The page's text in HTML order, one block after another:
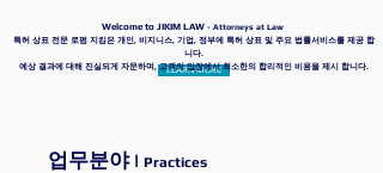
LEARN MORE
Welcome to JIKIM LAW - Attorneys at Law
특허 상표 전문 로펌 지킴은 개인, 비지니스, 기업, 정부에 특허 상표 및 주요 법률서비스를 제공 합
니다.
예상 결과에 대해 진실되게 자문하며, 고객의 입장에서 최소한의 합리적인 비용을 제시 합니다.
업무분야 I Practices